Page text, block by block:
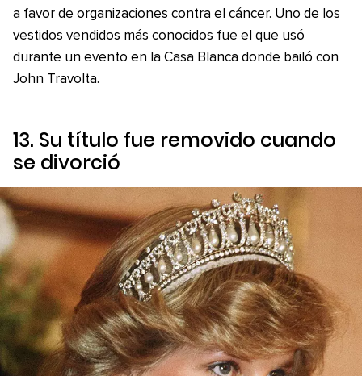
a favor de organizaciones contra el cáncer. Uno de los
vestidos vendidos más conocidos fue el que usó
durante un evento en la Casa Blanca donde bailó con
John Travolta.
13. Su título fue removido cuando
se divorció